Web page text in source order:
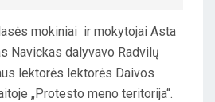
mokiniai ir mokytojai Asta
Navickas dalyvavo Radvilų
lektorės lektorės Daivos
„Protesto meno teritorija“.